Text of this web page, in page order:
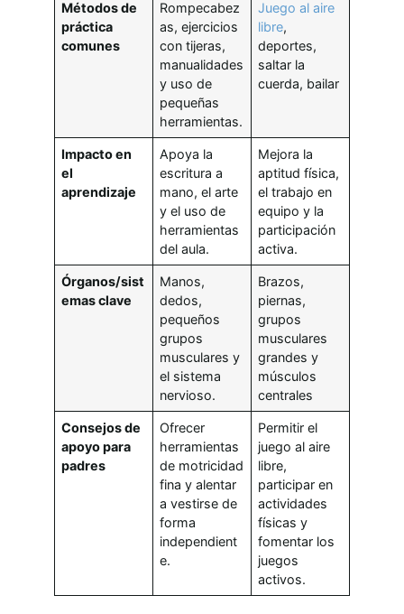
Métodos de
práctica
comunes
Rompecabez
as, ejercicios
con tijeras,
manualidades
y uso de
pequeñas
herramientas.
Juego al aire
libre,
deportes,
saltar la
cuerda, bailar
Impacto en
el
aprendizaje
Apoya la
escritura a
mano, el arte
y el uso de
herramientas
del aula.
Mejora la
aptitud física,
el trabajo en
equipo y la
participación
activa.
Órganos/sist
emas clave
Manos,
dedos,
pequeños
grupos
musculares y
el sistema
nervioso.
Brazos,
piernas,
grupos
musculares
grandes y
músculos
centrales
Consejos de
apoyo para
padres
Ofrecer
herramientas
de motricidad
fina y alentar
a vestirse de
forma
independient
e.
Permitir el
juego al aire
libre,
participar en
actividades
físicas y
fomentar los
juegos
activos.